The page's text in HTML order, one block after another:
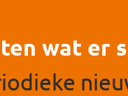
wat er